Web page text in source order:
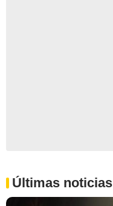
Últimas noticias